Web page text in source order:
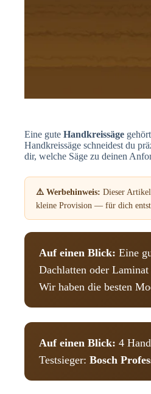
Eine gute Handkreissäge
Handkreissäge schneidest du
dir, welche Säge zu deinen
⚠️ Werbehinweis: Dieser
kleine Provision — für dich
Auf einen Blick: Eine
Dachlatten oder
Wir haben die besten
Auf einen Blick: 4
Testsieger: Bosch